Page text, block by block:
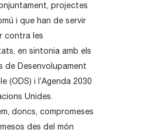
projectes
i que han de servir
contra les
en sintonia amb els
de Desenvolupament
(ODS) i l’Agenda 2030
Unides.
doncs, compromeses
des del món